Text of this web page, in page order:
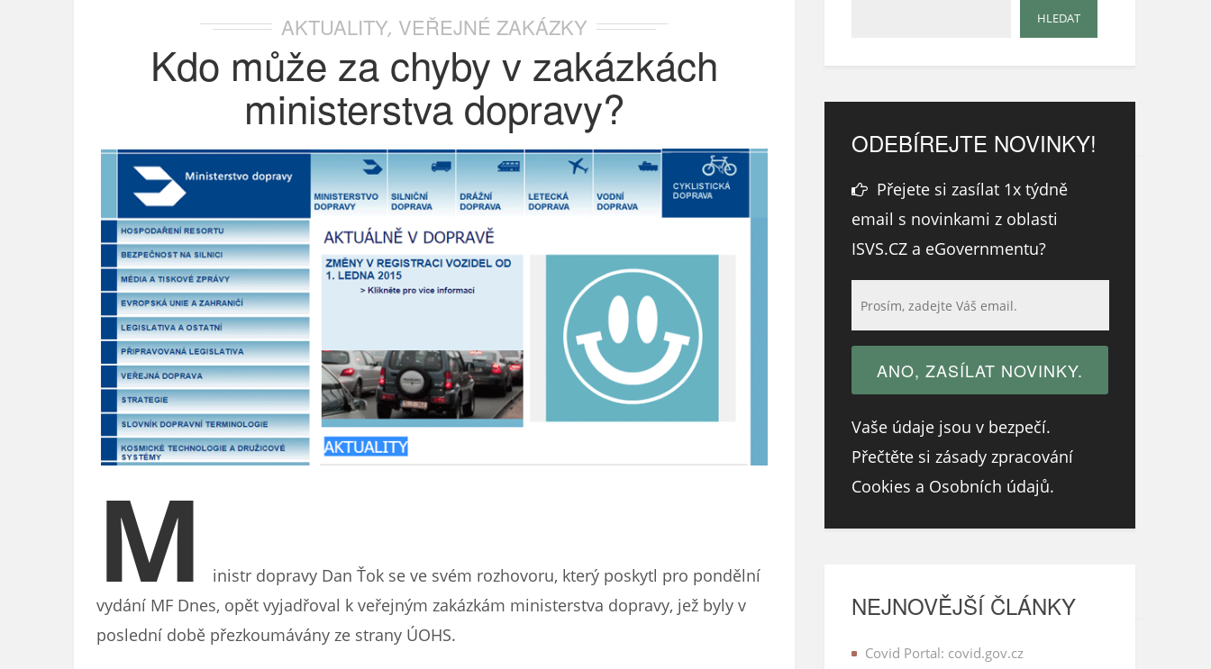
AKTUALITY, VEŘEJNÉ ZAKÁZKY
Kdo může za chyby v zakázkách
ministerstva dopravy?
M
inistr dopravy Dan Ťok se ve svém rozhovoru, který poskytl pro pondělní
vydání MF Dnes, opět vyjadřoval k veřejným zakázkám ministerstva dopravy, jež byly v
poslední době přezkoumávány ze strany ÚOHS.
ODEBÍREJTE NOVINKY!
Přejete si zasílat 1x týdně
email s novinkami z oblasti
ISVS.CZ a eGovernmentu?
Vaše údaje jsou v bezpečí.
Přečtěte si zásady zpracování
Cookies a Osobních údajů.
NEJNOVĚJŠÍ ČLÁNKY
Covid Portal: covid.gov.cz